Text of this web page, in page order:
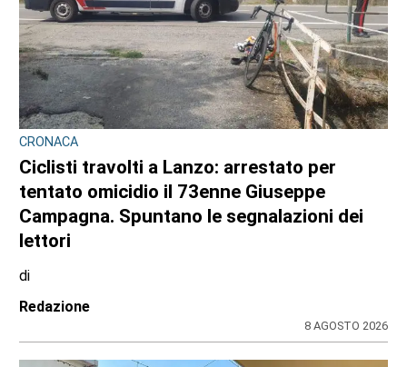
CONSIGLIO REGIONALE
Marcinelle, il presidente Nicco: “Onorare gli
italiani caduti sul lavoro in ogni parte del
mondo”